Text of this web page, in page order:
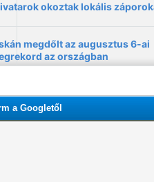
a Googletől